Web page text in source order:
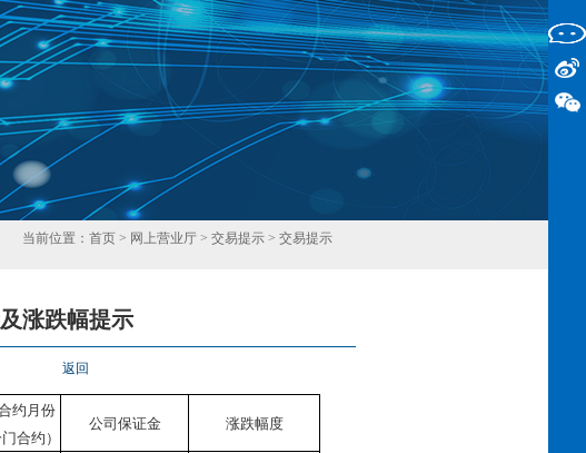
当前位置： 首页 > 网上营业厅 > 交易提示 > 交易提示
涨跌幅提示
返回
约月份
合约）
公司保证金 涨跌幅度